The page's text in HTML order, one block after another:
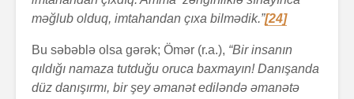
məğlub olduq, imtahandan çıxa bilmədik.”[24]
Bu səbəblə olsa gərək; Ömər (r.a.), “Bir insanın
qıldığı namaza tutduğu oruca baxmayın! Danışanda
düz danışırmı, bir şey əmanət ediləndə əmanətə